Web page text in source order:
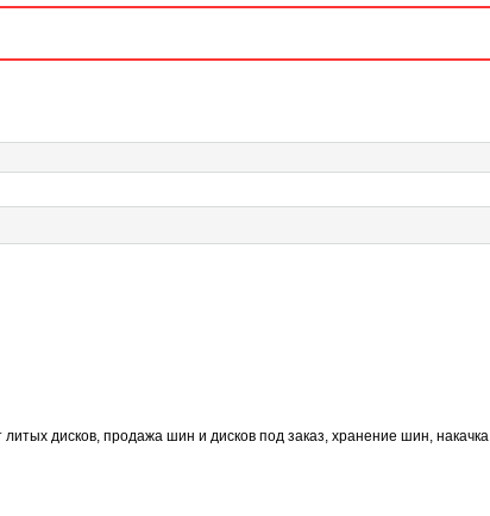
дисков, продажа шин и дисков под заказ, хранение шин, накачка